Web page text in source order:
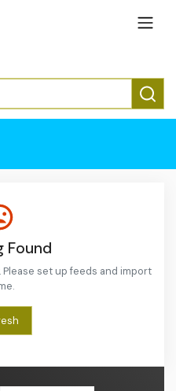
Found
set up feeds and import